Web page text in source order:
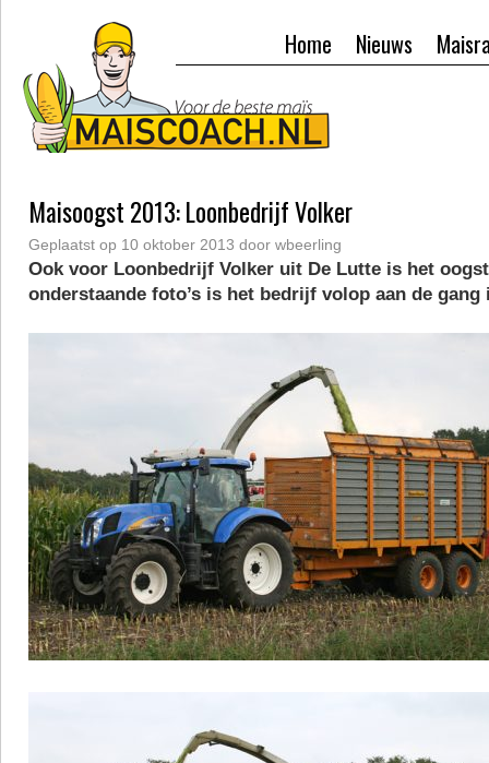
Nieuws
Home
Maisoogst 2013: Loonbedrijf Volker
Geplaatst op 10 oktober 2013 door wbeerling
Ook voor Loonbedrijf Volker uit De Lutte is het
onderstaande foto’s is het bedrijf volop aan de gang